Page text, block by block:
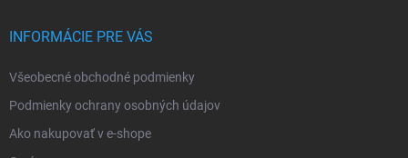
INFORMÁCIE PRE VÁS
Všeobecné obchodné podmienky
Podmienky ochrany osobných údajov
Ako nakupovať v e-shope